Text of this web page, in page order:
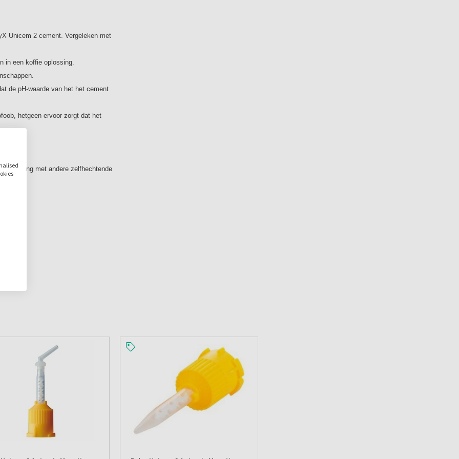
Unicem 2 cement. Vergeleken met
in een koffie oplossing.
de pH-waarde van het het cement
hetgeen ervoor zorgt dat het
met andere zelfhechtende